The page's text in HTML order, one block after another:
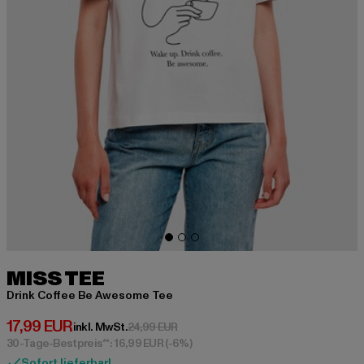
MISS TEE
Drink Coffee Be Awesome Tee
17,99 EUR
Derzeitiger Preis: 17,99 EUR
inkl. MwSt.24,99 EURAktionspreis: 24,99 EUR
30-Tage-Bestpreis**: 16,99 EUR(-6%)